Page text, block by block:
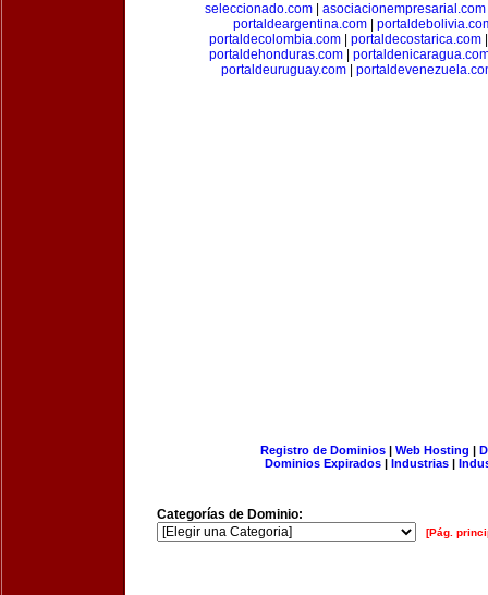
seleccionado.com| asociacionempresarial.com
portaldeargentina.com|
portaldecolombia.com
portaldecostarica.com
portaldehonduras.com|
portaldeuruguay.com|
Registro de Dominios| Web Hosting |
Dominios Expirados | Industrias |
Categorías de Dominio:
[Pág.